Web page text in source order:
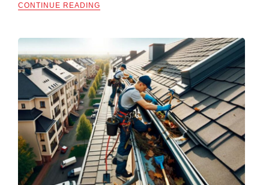
CONTINUE READING